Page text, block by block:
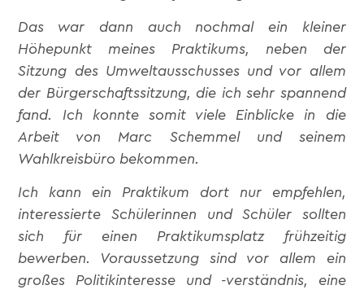
Das war dann auch nochmal ein kleiner
Höhepunkt meines Praktikums, neben der
Sitzung des Umweltausschusses und vor allem
der Bürgerschaftssitzung, die ich sehr spannend
fand. Ich konnte somit viele Einblicke in die
Arbeit von Marc Schemmel und seinem
Wahlkreisbüro bekommen.
Ich kann ein Praktikum dort nur empfehlen,
interessierte Schülerinnen und Schüler sollten
sich für einen Praktikumsplatz frühzeitig
bewerben. Voraussetzung sind vor allem ein
großes Politikinteresse und -verständnis, eine